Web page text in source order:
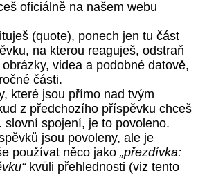
oficiálně na našem webu
(quote), ponech jen tu část
na kterou reaguješ, odstraň
videa a podobné datově,
části.
které jsou přímo nad tvým
z předchozího příspěvku chceš
slovní spojení, je to povoleno.
jsou povoleny, ale je
používat něco jako „přezdívka:
kvůli přehlednosti (viz tento